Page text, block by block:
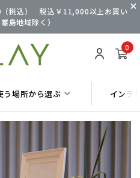
税込） 税込￥11,000以上お買い
島地域除く）
0
う場所から選ぶ インテ